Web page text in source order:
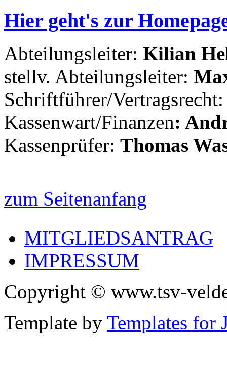
Hier geht's zur
Abteilungsleiter: Kilian
stellv. Abteilungsleiter:
Schriftführer/
Kassenwart/Finanzen:
Kassenprüfer: Thomas
zum Seitenanfang
MITGLIEDSANTRAG
IMPRESSUM
Copyright © www.tsv-
Template by Templates for